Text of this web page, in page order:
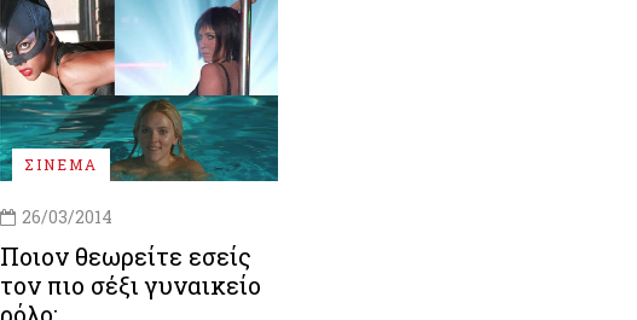
ΣΙΝΕΜΑ
26/03/2014
Ποιον θεωρείτε εσείς
τον πιο σέξι γυναικείο